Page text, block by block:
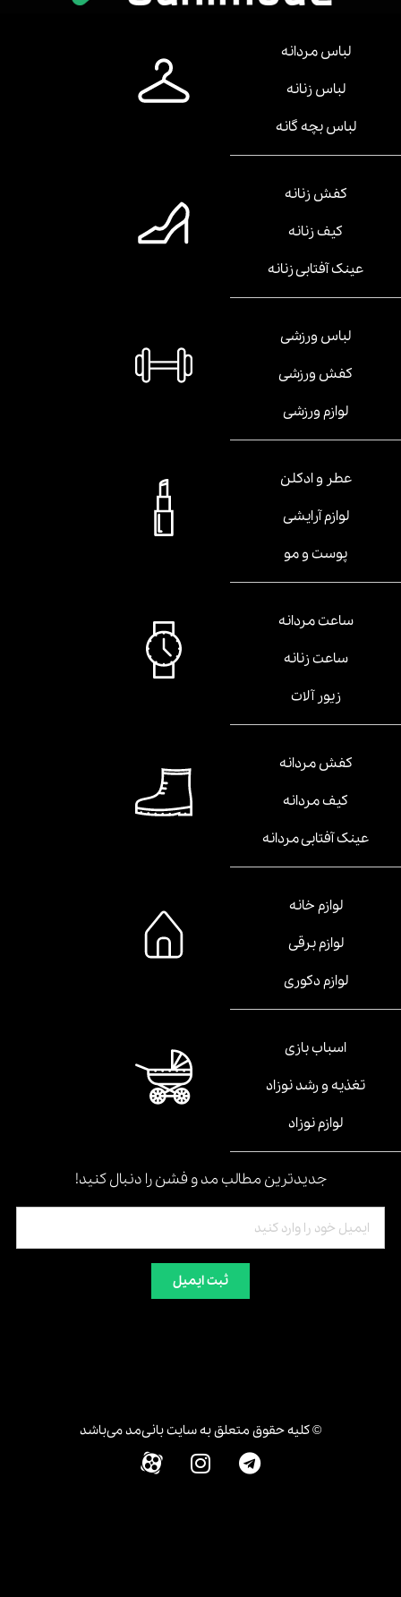
لباس مردانه
لباس زنانه
لباس بچه گانه
کفش زنانه
کیف زنانه
عینک آفتابی زنانه
لباس ورزشی
کفش ورزشی
لوازم ورزشی
عطر و ادکلن
لوازم آرایشی
پوست و مو
ساعت مردانه
ساعت زنانه
زیور آلات
کفش مردانه
کیف مردانه
عینک آفتابی مردانه
لوازم خانه
لوازم برقی
لوازم دکوری
اسباب بازی
تغذیه و رشد نوزاد
لوازم نوزاد
جدیدترین مطالب مد و فشن را دنبال کنید!
ثبت ایمیل
© کلیه حقوق متعلق به سایت بانی‌مد می‌باشد